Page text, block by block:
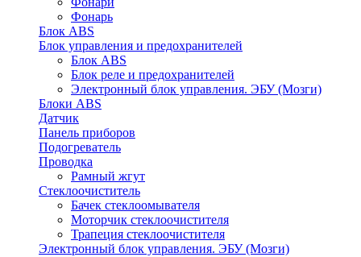
Фонарь
Блок ABS
Блок управления и предохранителей
Блок ABS
Блок реле и предохранителей
Электронный блок управления. ЭБУ (Мозги)
Блоки ABS
Датчик
Панель приборов
Подогреватель
Проводка
Рамный жгут
Стеклоочиститель
Бачек стеклоомывателя
Моторчик стеклоочистителя
Трапеция стеклоочистителя
Электронный блок управления. ЭБУ (Мозги)